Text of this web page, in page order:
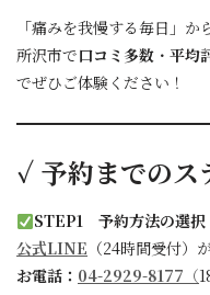
「痛みを我慢する毎日」
所沢市で口コミ多数 ・ 平均
でぜひご体験ください！
✓ 予約までのス
STEP1 予約方法の選択
公式LINE （24時間受付）
お電話： 04-2929-8177 （